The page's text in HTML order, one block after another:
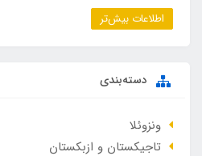
اطلاعات بیش‌تر
دسته‌بندی
ونزوئلا
تاجیکستان و ازبکستان